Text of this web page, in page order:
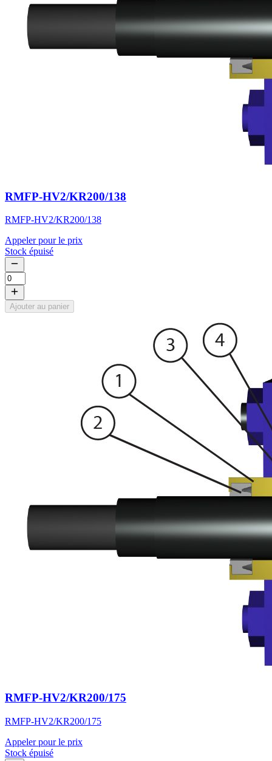
RMFP-HV2/KR200/138
RMFP-HV2/KR200/138
Appeler pour le prix
Stock épuisé
Ajouter au panier
RMFP-HV2/KR200/175
RMFP-HV2/KR200/175
Appeler pour le prix
Stock épuisé